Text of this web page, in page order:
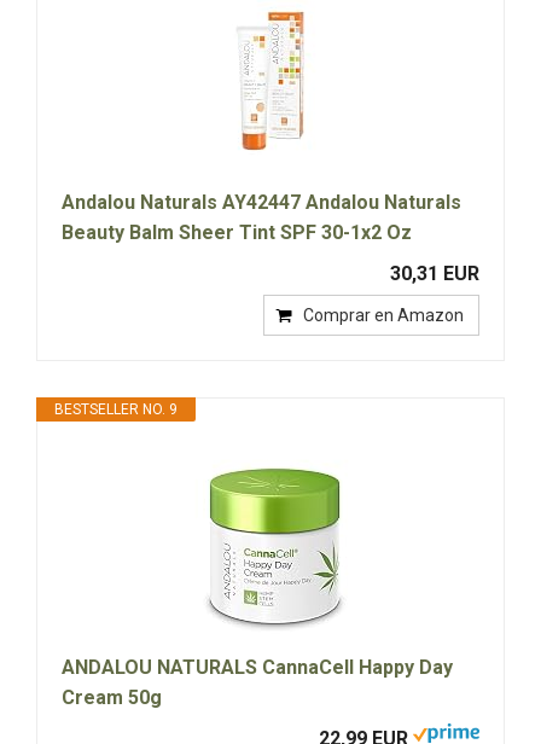
Andalou Naturals AY42447 Andalou Naturals
Beauty Balm Sheer Tint SPF 30-1x2 Oz
30,31 EUR
Comprar en Amazon
BESTSELLER NO. 9
ANDALOU NATURALS CannaCell Happy Day
Cream 50g
22,99 EUR